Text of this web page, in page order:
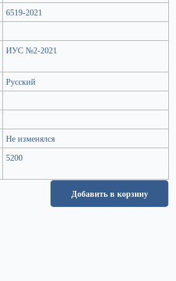
6519-2021
ИУС №2-2021
Русский
Не изменялся
5200
Добавить в корзину